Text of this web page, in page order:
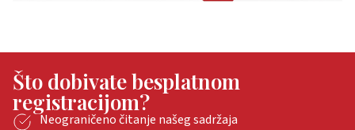
Što dobivate besplatnom
registracijom?
Neograničeno čitanje našeg sadržaja